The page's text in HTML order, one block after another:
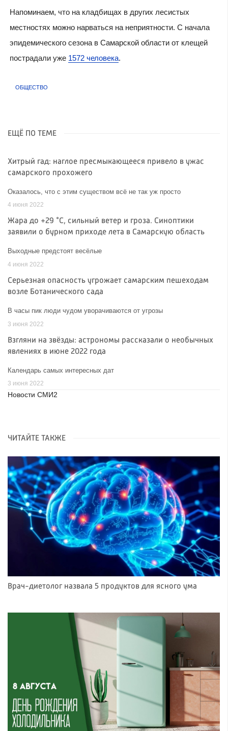
Напоминаем, что на кладбищах в других лесистых
местностях можно нарваться на неприятности. С начала
эпидемического сезона в Самарской области от клещей
пострадали уже 1572 человека.
ОБЩЕСТВО
ЕЩЁ ПО ТЕМЕ
Хитрый гад: наглое пресмыкающееся привело в ужас
самарского прохожего
Оказалось, что с этим существом всё не так уж просто
4 июня 2022
Жара до +29 °C, сильный ветер и гроза. Синоптики
заявили о бурном приходе лета в Самарскую область
Выходные предстоят весёлые
4 июня 2022
Серьезная опасность угрожает самарским пешеходам
возле Ботанического сада
В часы пик люди чудом уворачиваются от угрозы
3 июня 2022
Взгляни на звёзды: астрономы рассказали о необычных
явлениях в июне 2022 года
Календарь самых интересных дат
3 июня 2022
Новости СМИ2
ЧИТАЙТЕ ТАКЖЕ
Врач-диетолог назвала 5 продуктов для ясного ума